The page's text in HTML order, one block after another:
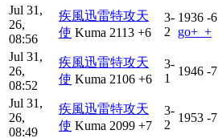
Jul 31,
26,
08:56
疾風迅雷特攻天
使 Kuma 2113 +6
3-
2
1936 -6
go+_+
Jul 31,
26,
08:52
疾風迅雷特攻天
使 Kuma 2106 +6
3-
1
1946 -7
Jul 31,
26,
08:49
疾風迅雷特攻天
使 Kuma 2099 +7
3-
2
1953 -7